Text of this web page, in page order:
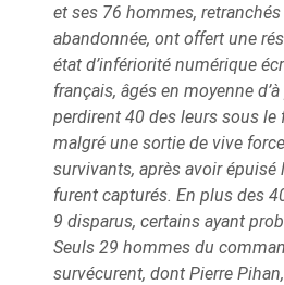
et ses 76 hommes,
abandonnée, ont offert une
état d’infériorité numérique
français, âgés en moyenne
perdirent 40 des leurs sous le
malgré une sortie de vive
survivants, après avoir
furent capturés. En plus des
9 disparus, certains ayant
Seuls 29 hommes du
survécurent, dont Pierre Pihan,